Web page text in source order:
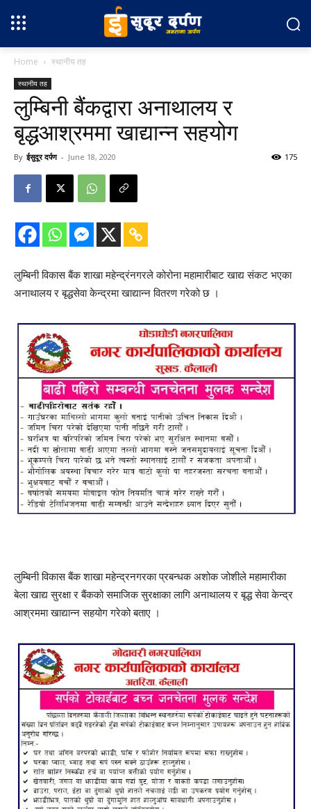
Home स्थानीय तह
स्थानीय तह
लुम्बिनी बैंकद्वारा अनाथालय र
बृद्धआश्रममा खाद्यान्न सहयोग
By ईसुदूर दर्पण - June 18, 2020 175
लुम्बिनी विकास बैंक शाखा महेन्द्रंनगरले कोरोना महामारीबाट खाद्य संकट भएका
अनाथालय र बृद्धसेवा केन्द्रमा खाद्यान्न वितरण गरेको छ ।
लुम्बिनी विकास बैंक शाखा महेन्द्रनगरका प्रबन्धक अशोक जोशीले महामारीका
बेला खाद्य सुरक्षा र बैंकको समाजिक सुरक्षाका लागि अनाथालय र बृद्ध सेवा केन्द्र
आश्रममा खाद्यान्न सहयोग गरेको बताए ।